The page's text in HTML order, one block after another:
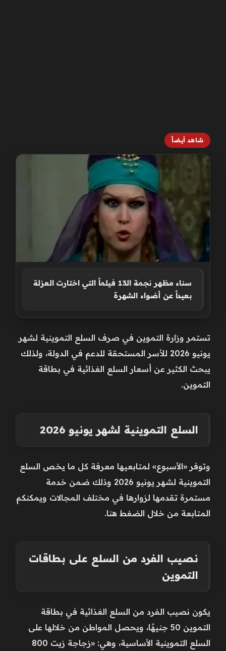
شاهد أيضاً
سناء مظهر نجمة الـ13 فيلماً التي اختارت العزلة
بعيداً عن أضواء الشهرة
تستمر وزارة التموين في صرف السلع التموينية لشهر
يونيو 2026 للأسر المستحقة للدعم في الدولة، ولذلك
يبحث الكثير عن أسعار السلع الغذائية في بطاقة
التموين.
السلع التموينية لشهر يونيو 2026
وتوفر «الأسبوع» لمتابعيها معرفة كل ما يخص السلع
التموينية لشهر يونيو 2026 وذلك ضمن خدمة
مستمرة تقدمها لزوارها في مختلف المجالات ويمكنكم
المتابعة من خلال الضغط هنا.
نصيب الفرد من السلع على بطاقات
التموين
يكون نصيب الفرد من السلع الغذائية في بطاقة
التموين 50 جنيهًا، ويحصل المواطن من خلالها على
السلع التموينية الأساسية، وهي: «زجاجة زيت 800